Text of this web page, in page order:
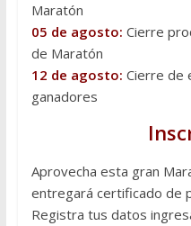
Maratón
05 de agosto: Cierre
de Maratón
12 de agosto: Cierre de
ganadores
Aprovecha esta gran
entregará certificado de
Registra tus datos